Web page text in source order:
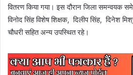
वितरण किया गया। इस दौरान जिला समन्वयक
विनोद सिंह विशेष शिक्षक, दिलीप सिंह, दिनेश
चौधरी सहित अन्य उपस्थित रहे।